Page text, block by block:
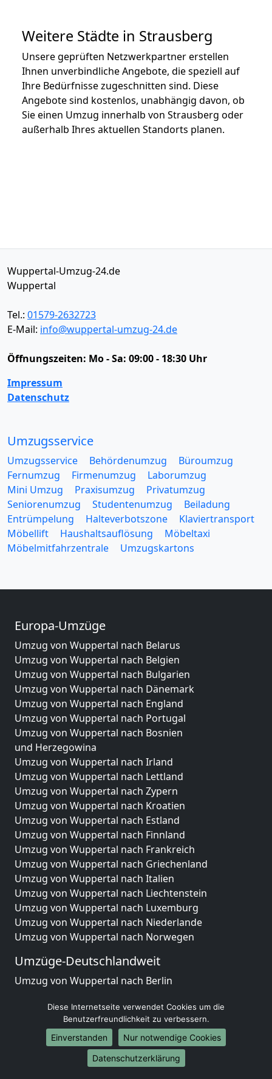
Weitere Städte in Strausberg
Unsere geprüften Netzwerkpartner erstellen
Ihnen unverbindliche Angebote, die speziell auf
Ihre Bedürfnisse zugeschnitten sind. Diese
Angebote sind kostenlos, unabhängig davon, ob
Sie einen Umzug innerhalb von Strausberg oder
außerhalb Ihres aktuellen Standorts planen.
Wuppertal-Umzug-24.de
Wuppertal
Tel.: 01579-2632723
E-Mail: info@wuppertal-umzug-24.de
Öffnungszeiten: Mo - Sa: 09:00 - 18:30 Uhr
Impressum
Datenschutz
Umzugsservice
Umzugsservice Behördenumzug
Büroumzug
Fernumzug
Firmenumzug
Laborumzug
Mini Umzug
Praxisumzug
Privatumzug
Seniorenumzug
Studentenumzug
Beiladung
Entrümpelung
Halteverbotszone
Klaviertransport
Möbellift
Haushaltsauflösung
Möbeltaxi
Möbelmitfahrzentrale
Umzugskartons
Europa-Umzüge
Umzug von Wuppertal nach Belarus
Umzug von Wuppertal nach Belgien
Umzug von Wuppertal nach Bulgarien
Umzug von Wuppertal nach Dänemark
Umzug von Wuppertal nach England
Umzug von Wuppertal nach Portugal
Umzug von Wuppertal nach Bosnien
und Herzegowina
Umzug von Wuppertal nach Irland
Umzug von Wuppertal nach Lettland
Umzug von Wuppertal nach Zypern
Umzug von Wuppertal nach Kroatien
Umzug von Wuppertal nach Estland
Umzug von Wuppertal nach Finnland
Umzug von Wuppertal nach Frankreich
Umzug von Wuppertal nach Griechenland
Umzug von Wuppertal nach Italien
Umzug von Wuppertal nach Liechtenstein
Umzug von Wuppertal nach Luxemburg
Umzug von Wuppertal nach Niederlande
Umzug von Wuppertal nach Norwegen
Umzüge-Deutschlandweit
Umzug von Wuppertal nach Berlin
Umzug von Wuppertal nach München
Umzug von Wuppertal nach Köln
Umzug von Wuppertal nach Frankfurt am Main
Umzug von Wuppertal nach Stuttgart
Umzug von Wuppertal nach Düsseldorf
Diese Internetseite verwendet Cookies um die
Benutzerfreundlichkeit zu verbessern.
Einverstanden
Nur notwendige Cookies
Datenschutzerklärung